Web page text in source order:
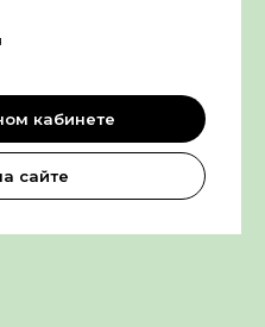
кабинете
сайте